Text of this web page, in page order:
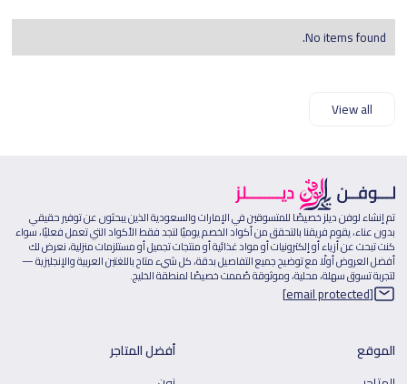
No items found.
View all
تم إنشاء لوفن ديلز خصيصًا للمتسوقين في الإمارات والسعودية الذين يبحثون عن توفير حقيقي
بدون عناء، يقوم فريقنا بالتحقق من أكواد الخصم يوميًا لتجد فقط الأكواد التي تعمل فعليًا، سواء
كنت تبحث عن أزياء أو إلكترونيات أو مواد غذائية أو منتجات تجميل أو مستلزمات منزلية، نعرض لك
أفضل العروض أولًا مع توضيح جميع التفاصيل بدقة، كل شيء متاح باللغتين العربية والإنجليزية —
لتجربة تسوق سهلة، محلية، وموثوقة صُممت خصيصًا لمنطقة الخليج.
[email protected]
الموقع أفضل المتاجر